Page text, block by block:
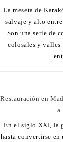
La meseta de
salvaje y alto
Son una serie de
colosales y valles
Restauración en
a
En el siglo XXI, la
hasta convertirse